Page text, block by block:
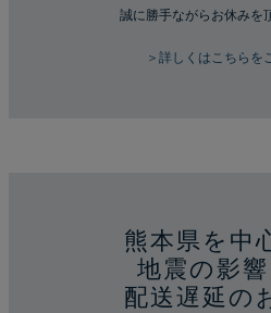
誠に勝手ながらお休みを
＞詳しくはこちらを
熊本県を中
地震の影
配送遅延の